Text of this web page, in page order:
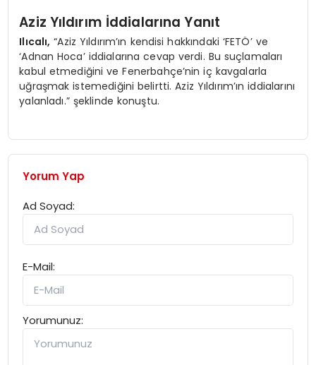
Aziz Yıldırım İddialarına Yanıt
Ilıcalı, “Aziz Yıldırım’ın kendisi hakkındaki ‘FETÖ’ ve
‘Adnan Hoca’ iddialarına cevap verdi. Bu suçlamaları
kabul etmediğini ve Fenerbahçe’nin iç kavgalarla
uğraşmak istemediğini belirtti. Aziz Yıldırım’ın iddialarını
yalanladı.” şeklinde konuştu.
Yorum Yap
Ad Soyad:
E-Mail:
Yorumunuz: